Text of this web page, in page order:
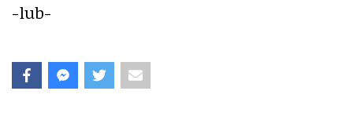
-lub-